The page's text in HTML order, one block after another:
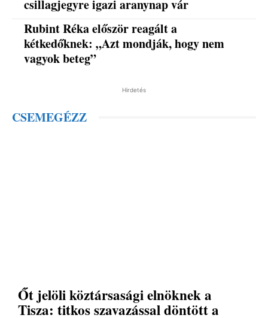
csillagjegyre igazi aranynap vár
Rubint Réka először reagált a
kétkedőknek: „Azt mondják, hogy nem
vagyok beteg”
Hirdetés
CSEMEGÉZZ
Őt jelöli köztársasági elnöknek a
Tisza: titkos szavazással döntött a